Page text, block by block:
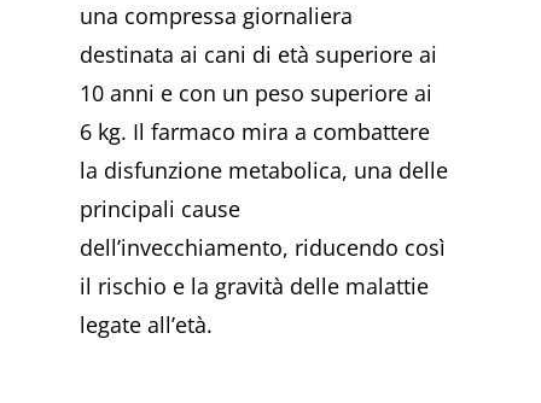
una compressa giornaliera
destinata ai cani di età superiore ai
10 anni e con un peso superiore ai
6 kg. Il farmaco mira a combattere
la disfunzione metabolica, una delle
principali cause
dell’invecchiamento, riducendo così
il rischio e la gravità delle malattie
legate all’età.